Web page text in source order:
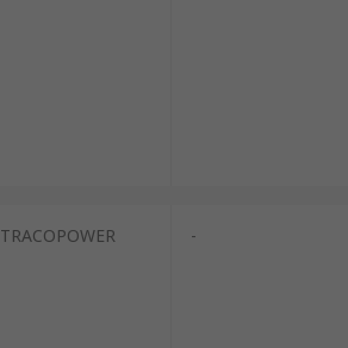
TRACOPOWER -